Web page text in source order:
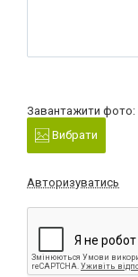
Завантажити фото:
Вибрати
Авторизуватись